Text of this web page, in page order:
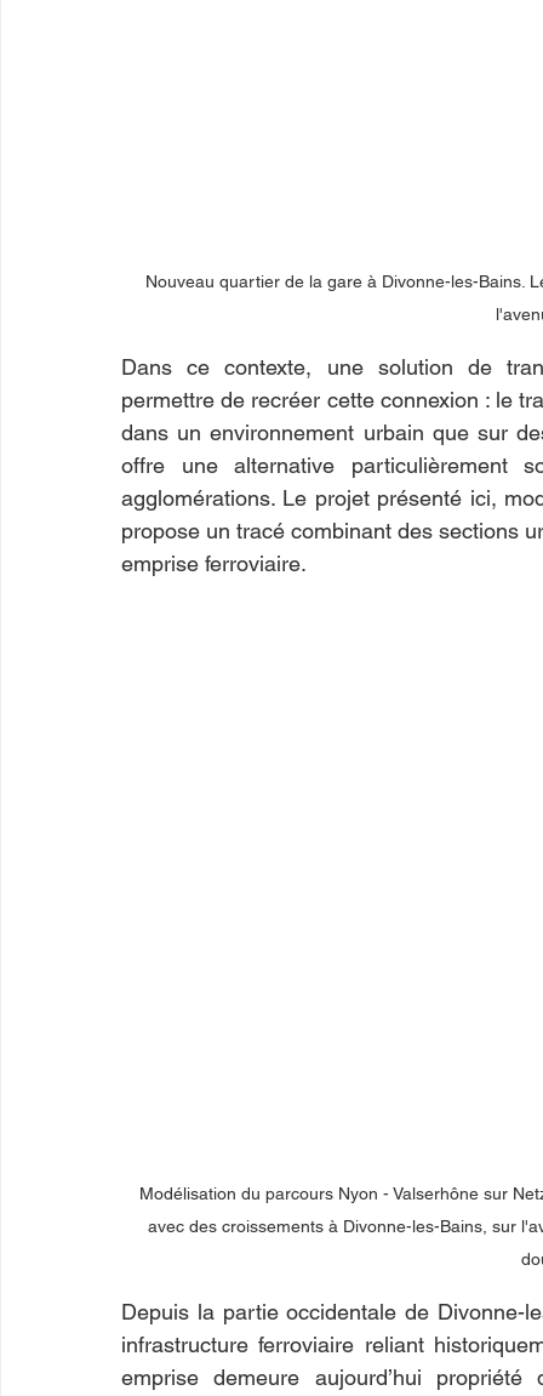
Nouveau quartier de la gare à Divonne-les-Bains.
Dans ce contexte, une solution de
permettre de recréer cette connexion : le
dans un environnement urbain que sur
offre une alternative particulièrement
agglomérations. Le projet présenté ici,
propose un tracé combinant des sections
emprise ferroviaire.
Modélisation du parcours Nyon - Valserhône sur
avec des croissements à Divonne-les-Bains, sur
Depuis la partie occidentale de Divonne-
infrastructure ferroviaire reliant
emprise demeure aujourd’hui